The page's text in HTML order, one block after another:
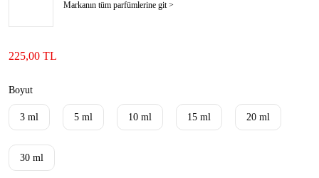
Markanın tüm parfümlerine git >
225,00 TL
Boyut
3 ml 5 ml 10 ml 15 ml 20 ml
30 ml